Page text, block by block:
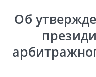
Об